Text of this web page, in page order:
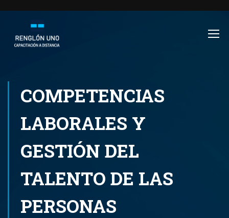
COMPETENCIAS
LABORALES Y
GESTIÓN DEL
TALENTO DE LAS
PERSONAS